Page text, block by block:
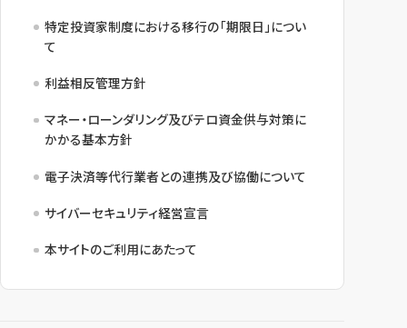
特定投資家制度における移行の「期限日」につい
て
利益相反管理方針
マネー・ローンダリング及びテロ資金供与対策に
かかる基本方針
電子決済等代行業者との連携及び協働について
サイバーセキュリティ経営宣言
本サイトのご利用にあたって